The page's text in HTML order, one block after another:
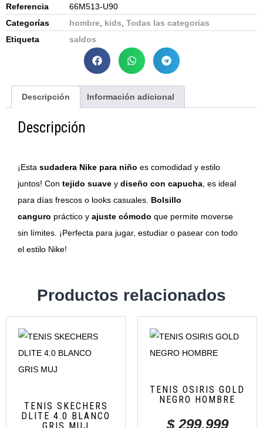
Referencia
66M513-U90
Categorías
hombre kids Todas las categorias
Etiqueta
saldos
Descripción Información adicional
Descripción
¡Esta sudadera Nike para niño es comodidad y estilo
juntos! Con tejido suave y diseño con capucha , es ideal
para días frescos o looks casuales. Bolsillo
canguro práctico y ajuste cómodo que permite moverse
sin límites. ¡Perfecta para jugar, estudiar o pasear con todo
el estilo Nike!
Productos relacionados
TENIS SKECHERS
DLITE 4.0 BLANCO
TENIS OSIRIS GOLD
NEGRO HOMBRE
$299.999